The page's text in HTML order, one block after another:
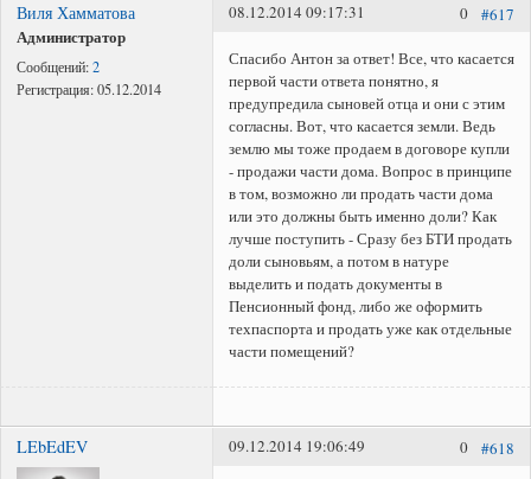
Виля Хамматова
Администратор
Сообщений:2
Регистрация:05.12.2014
#617
0
08.12.2014 09:17:31
Спасибо Антон за ответ! Все, что касается
первой части ответа понятно, я
предупредила сыновей отца и они с этим
согласны. Вот, что касается земли. Ведь
землю мы тоже продаем в договоре купли
- продажи части дома. Вопрос в принципе
в том, возможно ли продать части дома
или это должны быть именно доли? Как
лучше поступить - Сразу без БТИ продать
доли сыновьям, а потом в натуре
выделить и подать документы в
Пенсионный фонд, либо же оформить
техпаспорта и продать уже как отдельные
части помещений?
LEbEdEV #618
0
09.12.2014 19:06:49